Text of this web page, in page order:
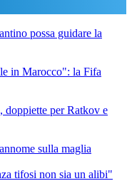
possa guidare la
in Marocco": la Fifa
doppiette per Ratkov e
sulla maglia
tifosi non sia un alibi"